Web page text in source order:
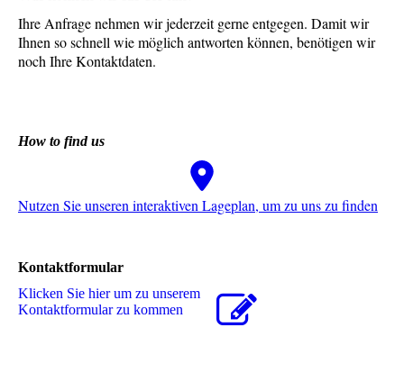
Ihre Anfrage nehmen wir jederzeit gerne entgegen. Damit wir
Ihnen so schnell wie möglich antworten können, benötigen wir
noch Ihre Kontaktdaten.
How to find us
Nutzen Sie unseren interaktiven La­ge­plan, um zu uns zu finden
Kontaktformular
Klicken Sie hier um zu unserem
Kon­takt­for­mu­lar zu kommen